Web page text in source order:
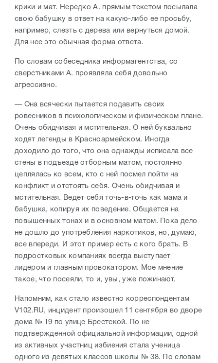
крики и мат. Нередко А. прямым текстом посылала
свою бабушку в ответ на какую-либо ее просьбу,
например, слезть с дерева или вернуться домой.
Для нее это обычная форма ответа.
По словам собеседника информагентства, со
сверстниками А. проявляла себя довольно
агрессивно.
— Она всячески пытается подавить своих
ровесников в психологическом и физическом плане.
Очень обидчивая и мстительная. О ней буквально
ходят легенды в Красноармейском. Иногда
доходило до того, что она однажды исписала все
стены в подъезде отборным матом, постоянно
цеплялась ко всем, кто с ней посмел пойти на
конфликт и отстоять себя. Очень обидчивая и
мстительная. Ведет себя точь-в-точь как мама и
бабушка, копируя их поведение. Общается на
повышенных тонах и в основном матом. Пока дело
не дошло до употребления наркотиков, но, думаю,
все впереди. И этот пример есть с кого брать. В
подростковых компаниях всегда выступает
лидером и главным провокатором. Мое мнение
такое, что посеяли, то и, увы, уже пожинают.
Напомним, как стало известно корреспондентам
V102.RU, инцидент произошел 11 сентября во дворе
дома № 19 по улице Брестской. По не
подтвержденной официальной информации, одной
из активных участниц избиения стала ученица
одного из девятых классов школы № 38. По словам